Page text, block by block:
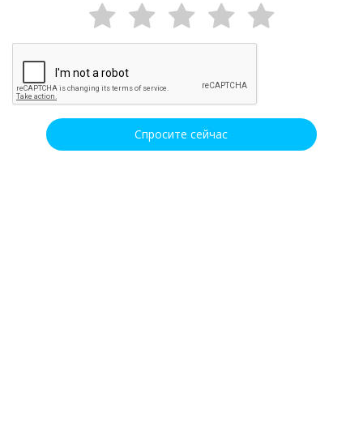
Спросите сейчас